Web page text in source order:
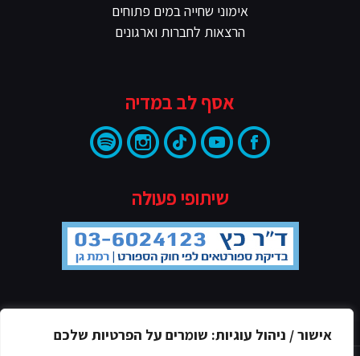
אישור / ניהול עוגיות: שומרים על הפרטיות שלכם
אימוני שחייה במים פתוחים
הרצאות לחברות וארגונים
אסף לב במדיה
שיתופי פעולה
מדיניות הפרטיות